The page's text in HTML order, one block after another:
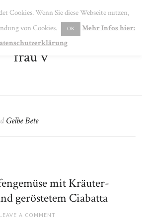
frau v
Gelbe Bete
mit Kräuter-
geröstetem Ciabatta
LEAVE A COMMENT
Cookies. Wenn Sie diese Webseite nutzen,
von Cookies.
OK
Mehr Infos hier: